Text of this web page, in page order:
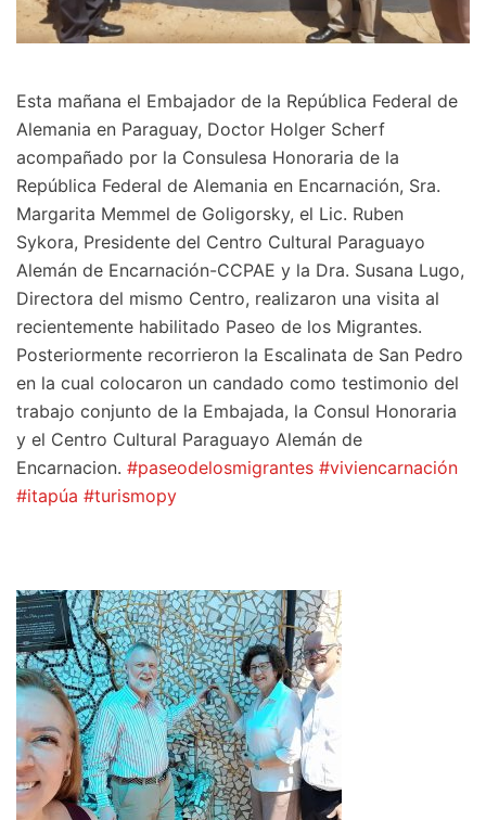
Esta mañana el Embajador de la República Federal de
Alemania en Paraguay, Doctor Holger Scherf
acompañado por la Consulesa Honoraria de la
República Federal de Alemania en Encarnación, Sra.
Margarita Memmel de Goligorsky, el Lic. Ruben
Sykora, Presidente del Centro Cultural Paraguayo
Alemán de Encarnación-CCPAE y la Dra. Susana Lugo,
Directora del mismo Centro, realizaron una visita al
recientemente habilitado Paseo de los Migrantes.
Posteriormente recorrieron la Escalinata de San Pedro
en la cual colocaron un candado como testimonio del
trabajo conjunto de la Embajada, la Consul Honoraria
y el Centro Cultural Paraguayo Alemán de
Encarnacion. #paseodelosmigrantes #viviencarnación
#itapúa #turismopy